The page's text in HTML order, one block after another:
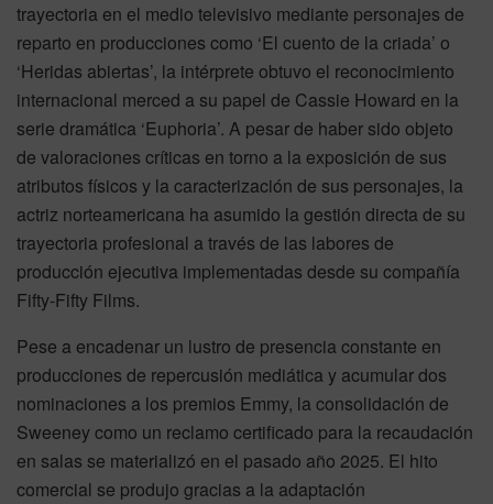
trayectoria en el medio televisivo mediante personajes de
reparto en producciones como ‘El cuento de la criada’ o
‘Heridas abiertas’, la intérprete obtuvo el reconocimiento
internacional merced a su papel de Cassie Howard en la
serie dramática ‘Euphoria’. A pesar de haber sido objeto
de valoraciones críticas en torno a la exposición de sus
atributos físicos y la caracterización de sus personajes, la
actriz norteamericana ha asumido la gestión directa de su
trayectoria profesional a través de las labores de
producción ejecutiva implementadas desde su compañía
Fifty-Fifty Films.
Pese a encadenar un lustro de presencia constante en
producciones de repercusión mediática y acumular dos
nominaciones a los premios Emmy, la consolidación de
Sweeney como un reclamo certificado para la recaudación
en salas se materializó en el pasado año 2025. El hito
comercial se produjo gracias a la adaptación